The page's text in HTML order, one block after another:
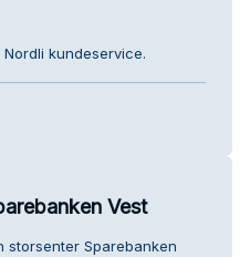
kundeservice.
Vest
storsenter Sparebanken